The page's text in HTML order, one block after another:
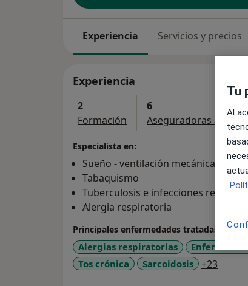
Experiencia Servicios y precios
Experiencia
2
Formación
6
Aseguradoras
Especialista en:
Sueño - ventilación mecánica - crc
Tabaquismo
Tuberculosis e infecciones
Alergia respiratoria
Principales enfermedades tratadas
Alergias respiratorias
Tos crónica
Sarcoidosis +23
Tu
Al